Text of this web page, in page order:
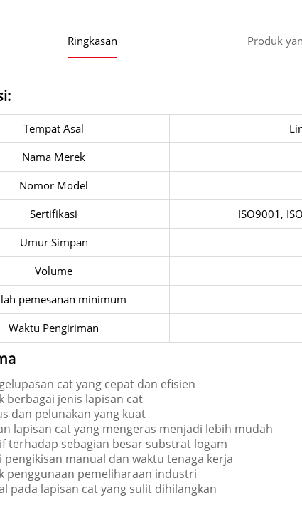
Ringkasan Produk
Tempat Asal
Nama Merek
Nomor Model
Sertifikasi
ISO9001,
Umur Simpan
Volume
pemesanan minimum
Waktu Pengiriman
cat yang cepat dan efisien
berbagai jenis lapisan cat
dan pelunakan yang kuat
lapisan cat yang mengeras menjadi lebih mudah
terhadap sebagian besar substrat logam
pengikisan manual dan waktu tenaga kerja
penggunaan pemeliharaan industri
pada lapisan cat yang sulit dihilangkan